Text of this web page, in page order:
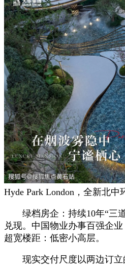
Hyde Park London，全新北中
绿档房企：持续10年“三
兑现。中国物业办事百强企
超宽楼距：低密小高层。
现实交付尺度以两边订立